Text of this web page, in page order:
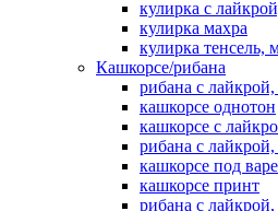
кулирка с
кулирка махра
кулирка тенсель,
Кашкорсе/рибана
рибана с
кашкорсе однотон
кашкорсе с
рибана с
кашкорсе под
кашкорсе принт
рибана с